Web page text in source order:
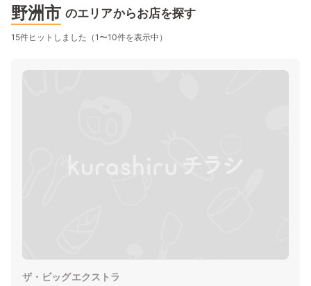
野洲市 のエリアからお店を探す
15件ヒットしました（1〜10件を表示中）
ザ・ビッグエクストラ